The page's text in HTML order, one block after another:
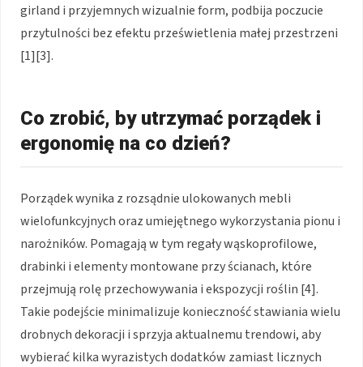
girland i przyjemnych wizualnie form, podbija poczucie
przytulności bez efektu prześwietlenia małej przestrzeni
[1][3].
Co zrobić, by utrzymać porządek i
ergonomię na co dzień?
Porządek wynika z rozsądnie ulokowanych mebli
wielofunkcyjnych oraz umiejętnego wykorzystania pionu i
narożników. Pomagają w tym regały wąskoprofilowe,
drabinki i elementy montowane przy ścianach, które
przejmują rolę przechowywania i ekspozycji roślin [4].
Takie podejście minimalizuje konieczność stawiania wielu
drobnych dekoracji i sprzyja aktualnemu trendowi, aby
wybierać kilka wyrazistych dodatków zamiast licznych